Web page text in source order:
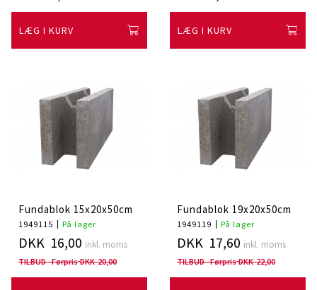
LÆG I KURV LÆG I KURV
Fundablok 15x20x50cm
1949115 På lager
DKK 16,00 inkl. moms
TILBUD - Førpris DKK 20,00
Fundablok 19x20x50cm
1949119 På lager
DKK 17,60 inkl. moms
TILBUD - Førpris DKK 22,00